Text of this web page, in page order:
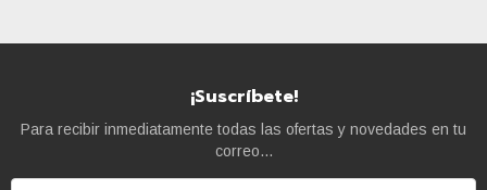
¡Suscríbete!
Para recibir inmediatamente todas las ofertas y novedades en tu
correo...